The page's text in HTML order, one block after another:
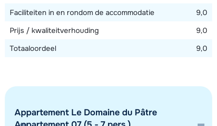
Faciliteiten in en rondom de accommodatie
9,0
Prijs / kwaliteitverhouding
9,0
Totaaloordeel
9,0
Appartement Le Domaine du Pâtre